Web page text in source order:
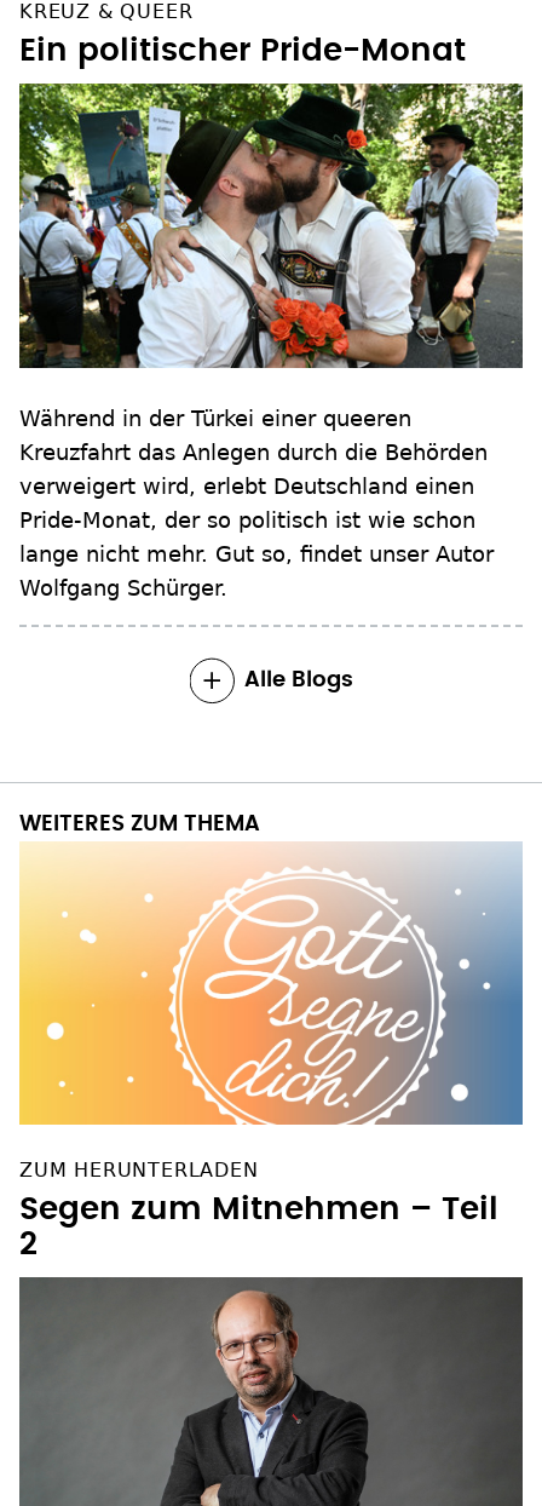
KREUZ & QUEER
Ein politischer Pride-Monat
Während in der Türkei einer queeren
Kreuzfahrt das Anlegen durch die Behörden
verweigert wird, erlebt Deutschland einen
Pride-Monat, der so politisch ist wie schon
lange nicht mehr. Gut so, findet unser Autor
Wolfgang Schürger.
Alle Blogs
WEITERES ZUM THEMA
ZUM HERUNTERLADEN
Segen zum Mitnehmen – Teil
2